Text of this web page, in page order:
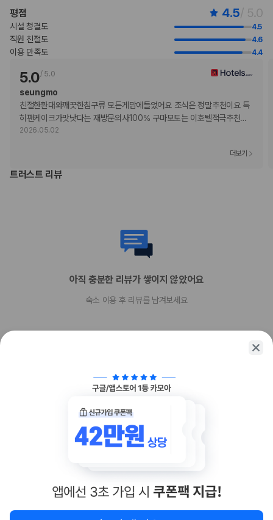
셀프 주차 요금: 1박 기준 JPY 1500
위 목록에 명시되지 않은 다른 항목이 있을 수 있습니다. 요금 및 보증금은 세전
금액일 수 있으며 변경될 수 있습니다.
현장 결제 유형 및 수단
Diners Club
직불카드
Discover
현금
American Express
반려동물
평점 4.5/ 5.0
시설 청결도 4.5
직원 친절도 4.6
이용 만족도 4.4
5.0/ 5.0
seungmo
친절한환대와깨끗한침구류 모든게맘에들었어요 조식은 정말추천이요 특
히팬케이크가맛낫다는 재방문의사100% 구마모토는 이호텔적극추천…
2026.05.02
더보기
트러스트 리뷰
아직 충분한 리뷰가 쌓이지 않았어요
숙소 이용 후 리뷰를 남겨보세요
함께 가는 친구에게 정보를 공유해보세요
카카오톡 링크복사